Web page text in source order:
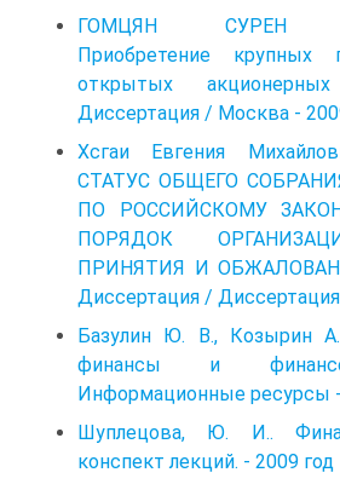
ГОМЦЯН СУРЕН
Приобретение крупных
открытых
Диссертация / Москва -
Хсгаи Евгения
СТАТУС ОБЩЕГО
ПО РОССИЙСКОМУ
ПОРЯДОК
ПРИНЯТИЯ И
Диссертация /
Базулин Ю. В., Козырин
финансы и
Информационные ресурсы -
Шуплецова, Ю. И..
конспект лекций. - 2009 год